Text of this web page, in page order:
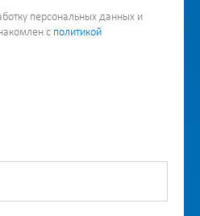
персональных данных и
с политикой